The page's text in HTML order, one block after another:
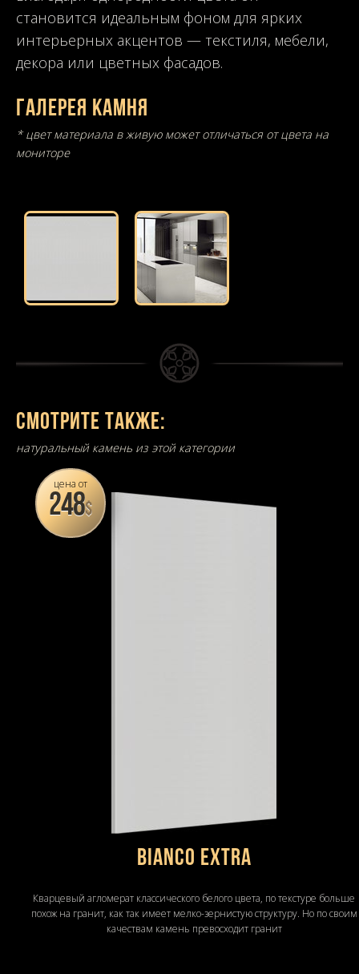
становится идеальным фоном для ярких
интерьерных акцентов — текстиля, мебели,
декора или цветных фасадов.
Галерея камня
* цвет материала в живую может отличаться от цвета на
мониторе
Смотрите также:
натуральный камень из этой категории
цена от
248$
Bianco Extra
Кварцевый агломерат классического белого цвета, по текстуре больше
похож на гранит, как так имеет мелко-зернистую структуру. Но по своим
качествам камень превосходит гранит